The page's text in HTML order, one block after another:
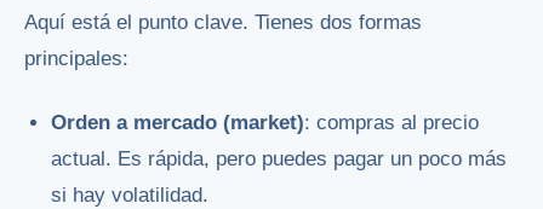
Aquí está el punto clave. Tienes dos formas
principales:
Orden a mercado (market): compras al precio
actual. Es rápida, pero puedes pagar un poco más
si hay volatilidad.